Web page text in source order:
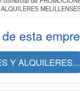
de esta
Y ALQUILERES...